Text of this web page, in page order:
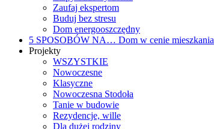
Zaufaj ekspertom
Buduj bez stresu
Dom energooszczędny
5 SPOSOBÓW NA… Dom w cenie mieszkania
Projekty
WSZYSTKIE
Nowoczesne
Klasyczne
Nowoczesna Stodoła
Tanie w budowie
Rezydencje, wille
Dla dużej rodziny